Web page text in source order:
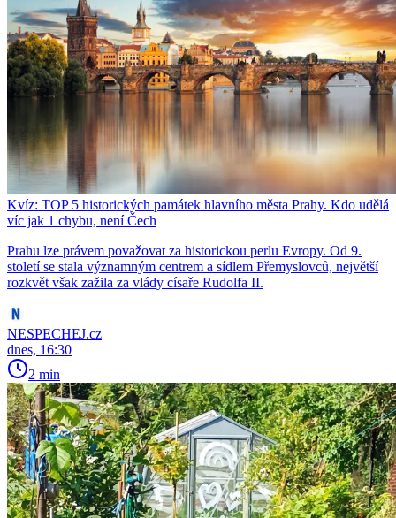
Kvíz: TOP 5 historických památek hlavního města Prahy. Kdo udělá
víc jak 1 chybu, není Čech
Prahu lze právem považovat za historickou perlu Evropy. Od 9.
století se stala významným centrem a sídlem Přemyslovců, největší
rozkvět však zažila za vlády císaře Rudolfa II.
NESPECHEJ.cz
dnes, 16:30
2 min